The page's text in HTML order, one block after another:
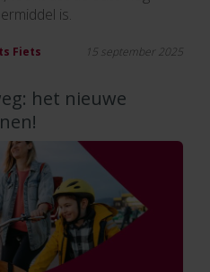
is.
Fiets 15 september 2025
het nieuwe